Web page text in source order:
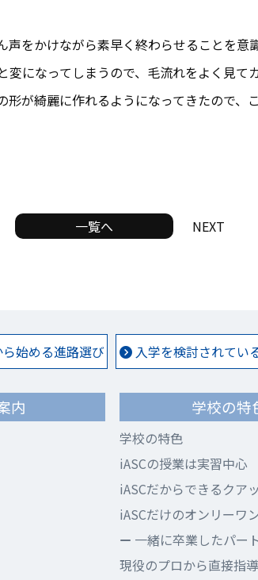
をかけながら素早く終わらせることを意
になってしまうので、毛流れをよく見て
が綺麗に作れるようになってきたので
一覧へ NEXT
始める進路選び 入学を検討されてい
内 学校の特
学校の特色
iASCの授業は実習中心
iASCだからできるクア
iASCだけのオンリーワ
一緒に卒業したパー
現役のプロから直接指